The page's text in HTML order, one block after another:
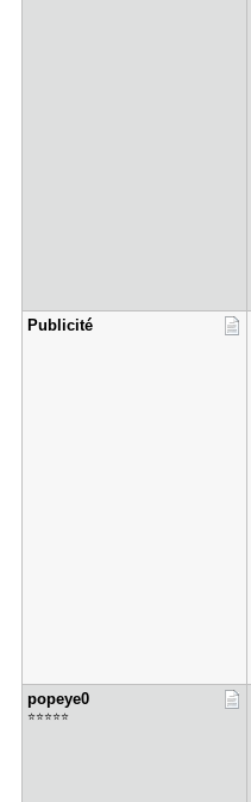
Publicité
popeye0
⭐⭐⭐⭐⭐